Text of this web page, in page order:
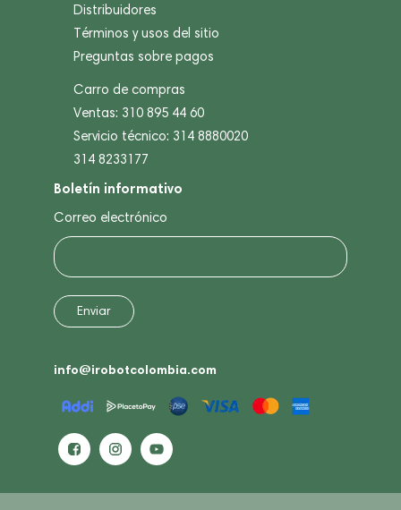
Distribuidores
Términos y usos del sitio
Preguntas sobre pagos
Carro de compras
Ventas: 310 895 44 60
Servicio técnico: 314 8880020
314 8233177
Boletín informativo
Correo electrónico
info@irobotcolombia.com